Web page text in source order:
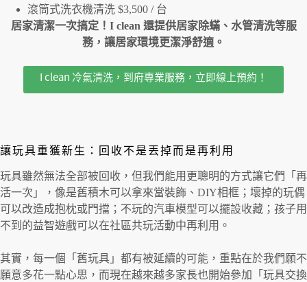
滾筒式洗衣機清洗 $3,500 / 台
居家清潔一次搞定！I clean 還提供居家除蟎、水管清洗等服
務，讓居家環境更潔淨舒適。
I clean 冷氣清洗，到府專業服務，立即線上預約！
讓玩具重獲新生：回收不是丟掉而是再利用
玩具雖然無法全部被回收，但我們能用更聰明的方式讓它們「再
活一次」，像是舊積木可以拿來當裝飾、DIY相框；壞掉的玩偶
可以改造成抱枕或門擋；不玩的汽車模型可以擺設收藏；孩子用
不到的益智遊戲可以在社區共玩活動中再利用。
其實，每一個「舊玩具」都有被延續的可能，重點在於我們願不
願意多花一點心思，而現在越來越多家長也開始參加「玩具交換